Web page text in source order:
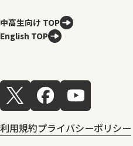
中高生向け TOP
English TOP
利用規約プライバシーポリシー